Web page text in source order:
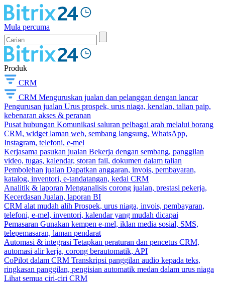
Mula percuma
Produk
CRM
CRM Menguruskan jualan dan pelanggan dengan lancar
Pengurusan jualan Urus prospek, urus niaga, kenalan, talian paip,
kebenaran akses & peranan
Pusat hubungan Komunikasi saluran pelbagai arah melalui borang
CRM, widget laman web, sembang langsung, WhatsApp,
Instagram, telefoni, e-mel
Kerjasama pasukan jualan Bekerja dengan sembang, panggilan
video, tugas, kalendar, storan fail, dokumen dalam talian
Pembolehan jualan Dapatkan anggaran, invois, pembayaran,
katalog, inventori, e-tandatangan, kedai CRM
Analitik & laporan Menganalisis corong jualan, prestasi pekerja,
Kecerdasan Jualan, laporan BI
CRM alat mudah alih Prospek, urus niaga, invois, pembayaran,
telefoni, e-mel, inventori, kalendar yang mudah dicapai
Pemasaran Gunakan kempen e-mel, iklan media sosial, SMS,
telepemasaran, laman pendarat
Automasi & integrasi Tetapkan peraturan dan pencetus CRM,
automasi alir kerja, corong berautomatik, API
CoPilot dalam CRM Transkripsi panggilan audio kepada teks,
ringkasan panggilan, pengisian automatik medan dalam urus niaga
Lihat semua ciri-ciri CRM